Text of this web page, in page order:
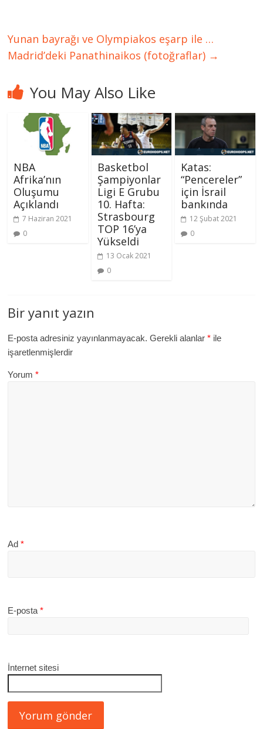
Yunan bayrağı ve Olympiakos eşarp ile …
Madrid’deki Panathinaikos (fotoğraflar) →
You May Also Like
NBA
Afrika’nın
Oluşumu
Açıklandı
7 Haziran 2021
0
Basketbol
Şampiyonlar
Ligi E Grubu
10. Hafta:
Strasbourg
TOP 16’ya
Yükseldi
13 Ocak 2021
0
Katas:
“Pencereler”
için İsrail
bankında
12 Şubat 2021
0
Bir yanıt yazın
E-posta adresiniz yayınlanmayacak. Gerekli alanlar* ile
işaretlenmişlerdir
Yorum*
Ad*
E-posta*
İnternet sitesi